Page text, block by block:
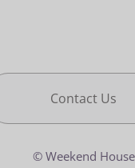
Contact Us
© Weekend